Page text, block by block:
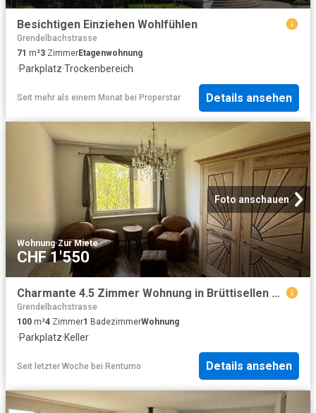
Besichtigen Einziehen Wohlfühlen
Grendelbachstrasse
71 m²3 ZimmerEtagenwohnung
·Parkplatz·Trockenbereich
Seit mehr als einem Monat bei Properstar Details ansehen
Foto anschauen
Wohnung·Zur Miete
CHF 1'550
Charmante 4.5 Zimmer Wohnung in Brüttisellen zu vermieten / Befrist.
Grendelbachstrasse
100 m²4 Zimmer1 BadezimmerWohnung
·Parkplatz·Keller
Seit letzter Woche bei Rentumo Details ansehen